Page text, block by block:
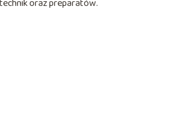
oraz preparatów.